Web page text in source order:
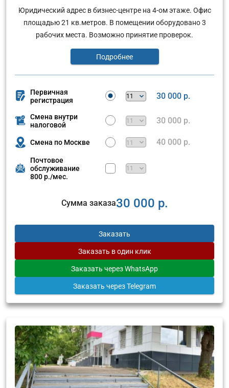
Юридический адрес в бизнес-центре на 4-ом этаже. Офис
площадью 21 кв.метров. В помещении оборудовано 3
рабочих места. Возможно принятие проверок.
Подробнее
Первичная
регистрация
30 000 р.
Смена внутри
налоговой
30 000 р.
Смена по Москве 40 000 р.
Почтовое
обслуживание
800 р./мес.
Сумма заказа30 000 р.
Заказать
Заказать в один клик
Заказать через WhatsApp
Заказать через Telegram